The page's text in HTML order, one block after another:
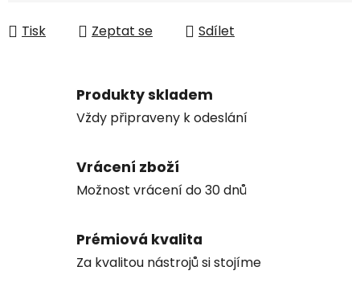
Tisk Zeptat se Sdílet
Produkty skladem
Vždy připraveny k odeslání
Vrácení zboží
Možnost vrácení do 30 dnů
Prémiová kvalita
Za kvalitou nástrojů si stojíme